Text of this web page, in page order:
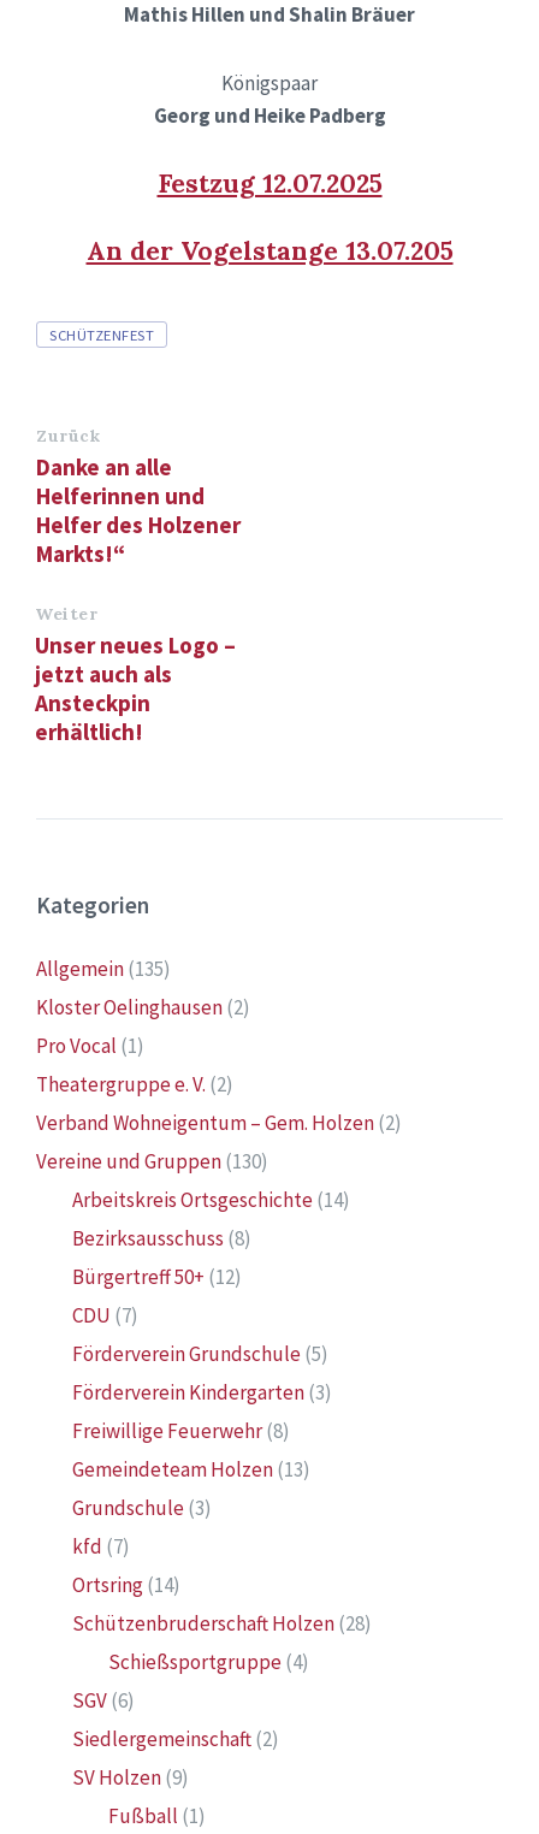
Mathis Hillen und Shalin Bräuer
Königspaar
Georg und Heike Padberg
Festzug 12.07.2025
An der Vogelstange 13.07.205
Tags
SCHÜTZENFEST
Zurück
Danke an alle
Helferinnen und
Helfer des Holzener
Markts!“
Weiter
Unser neues Logo –
jetzt auch als
Ansteckpin
erhältlich!
Kategorien
Allgemein(135)
Kloster Oelinghausen(2)
Pro Vocal (1)
Theatergruppe e. V. (2)
Verband Wohneigentum – Gem. Holzen(2)
Vereine und Gruppen(130)
Arbeitskreis Ortsgeschichte(14)
Bezirksausschuss (8)
Bürgertreff 50+ (12)
CDU (7)
Förderverein Grundschule(5)
Förderverein Kindergarten(3)
Freiwillige Feuerwehr(8)
Gemeindeteam Holzen(13)
Grundschule(3)
kfd (7)
Ortsring(14)
Schützenbruderschaft Holzen(28)
Schießsportgruppe(4)
SGV(6)
Siedlergemeinschaft(2)
SV Holzen(9)
Fußball (1)